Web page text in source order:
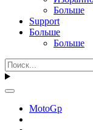
Больше
Support
Больше
Больше
MotoGp